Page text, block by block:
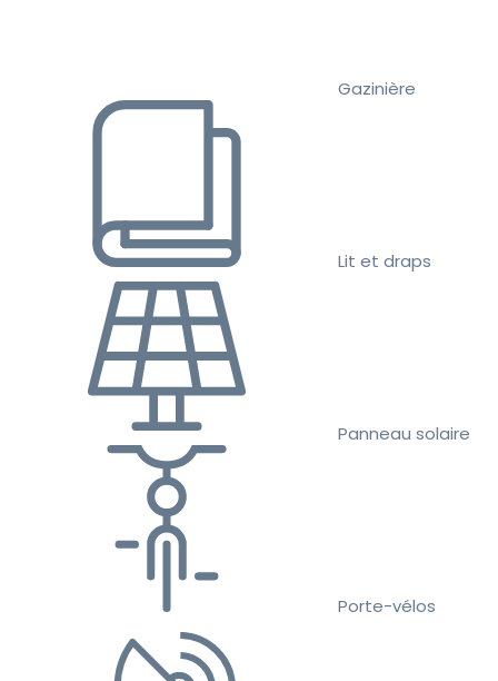
Gazinière
Lit et draps
Panneau solaire
Porte-vélos